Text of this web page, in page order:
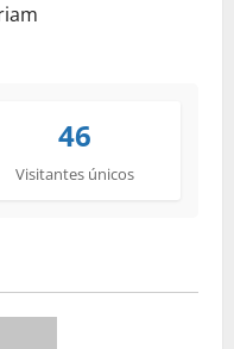
46
Visitantes únicos